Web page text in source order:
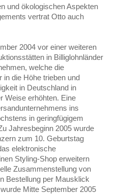
und ökologischen Aspekten
vertrat Otto auch
2004 vor einer weiteren
in Billiglohnländer
welche die
in die Höhe trieben und
in Deutschland in
Weise erhöhten. Eine
ins
in geringfügigem
Jahresbeginn 2005 wurde
zum 10. Geburtstag
elektronische
Styling-Shop erweitern
Zusammenstellung von
Bestellung per Mausklick
Mitte September 2005